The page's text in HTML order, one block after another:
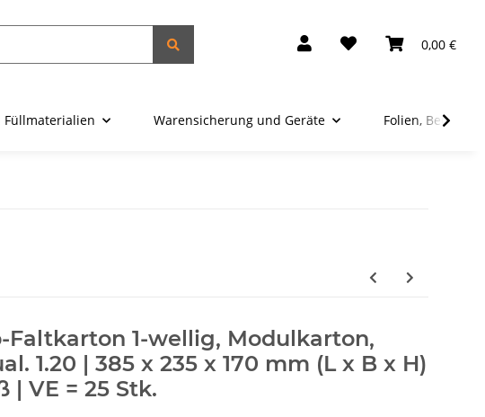
0,00 €
Füllmaterialien Warensicherung und Geräte Folien, Beutel
Faltkarton 1-wellig, Modulkarton,
1.20 | 385 x 235 x 170 mm (L x B x H)
| VE = 25 Stk.